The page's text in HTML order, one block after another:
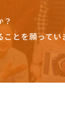
とを願ってい